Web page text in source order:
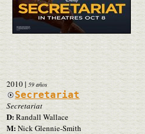
2010| 59 años
Secretariat
Secretariat
D:Randall Wallace
M: Nick Glennie-Smith